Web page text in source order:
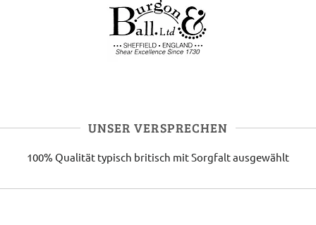
UNSER VERSPRECHEN
100% Qualität typisch britisch mit Sorgfalt ausgewählt